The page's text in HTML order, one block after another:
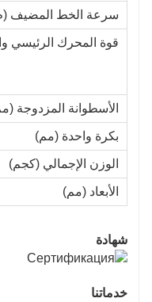
سرعة الخط المضيف
قوة المحرك الرئيسي
الأسطوانة المزدوجة
بكرة واحدة (مم)
الوزن الإجمالي (كجم)
الأبعاد (مم)
شهادة
خدماتنا